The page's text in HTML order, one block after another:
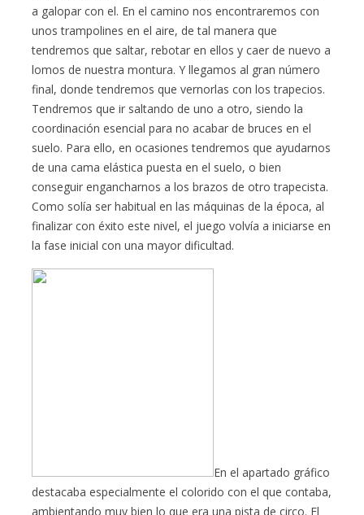
a galopar con el. En el camino nos encontraremos con
unos trampolines en el aire, de tal manera que
tendremos que saltar, rebotar en ellos y caer de nuevo a
lomos de nuestra montura. Y llegamos al gran número
final, donde tendremos que vernorlas con los trapecios.
Tendremos que ir saltando de uno a otro, siendo la
coordinación esencial para no acabar de bruces en el
suelo. Para ello, en ocasiones tendremos que ayudarnos
de una cama elástica puesta en el suelo, o bien
conseguir engancharnos a los brazos de otro trapecista.
Como solía ser habitual en las máquinas de la época, al
finalizar con éxito este nivel, el juego volvía a iniciarse en
la fase inicial con una mayor dificultad.
En el apartado gráfico
destacaba especialmente el colorido con el que contaba,
ambientando muy bien lo que era una pista de circo. El